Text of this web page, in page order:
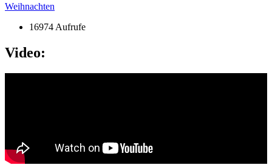
Weihnachten
16974 Aufrufe
Video: